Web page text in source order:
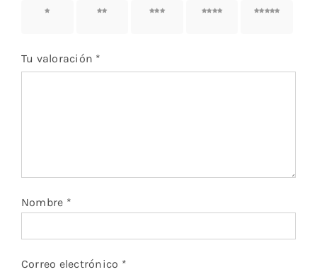
1 de 5
2 de 5
3 de 5
4 de 5
5 de 5
Tu valoración *
Nombre *
Correo electrónico *